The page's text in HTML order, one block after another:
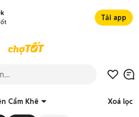
Tải app
Cẩm Khê Xoá lọc